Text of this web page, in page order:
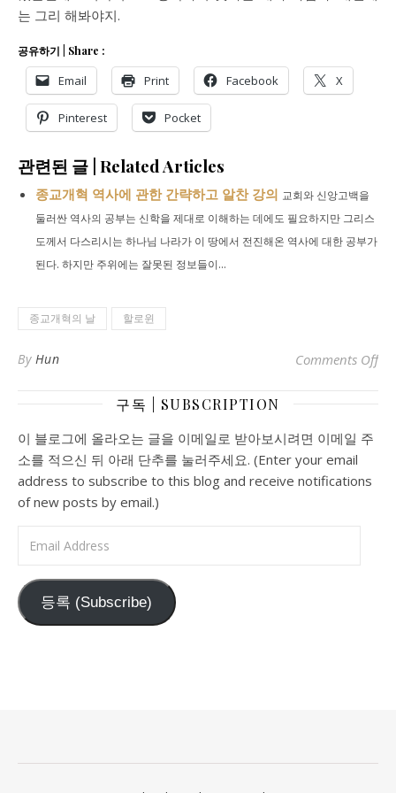
는 그리 해봐야지.
공유하기 | Share :
Email Print Facebook X
Pinterest Pocket
관련된 글 | Related Articles
종교개혁 역사에 관한 간략하고 알찬 강의 교회와 신앙고백을
둘러싼 역사의 공부는 신학을 제대로 이해하는 데에도 필요하지만 그리스
도께서 다스리시는 하나님 나라가 이 땅에서 전진해온 역사에 대한 공부가
된다. 하지만 주위에는 잘못된 정보들이...
종교개혁의 날 할로윈
By Hun Comments Offon
구독 | SUBSCRIPTION
이 블로그에 올라오는 글을 이메일로 받아보시려면 이메일 주
소를 적으신 뒤 아래 단추를 눌러주세요. (Enter your email
address to subscribe to this blog and receive notifications
of new posts by email.)
등록 (Subscribe)